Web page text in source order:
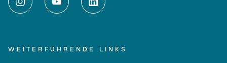
WEITERFÜHRENDE LINKS